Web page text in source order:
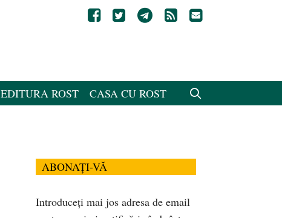
EDITURA ROST CASA CU ROST
ABONAȚI-VĂ
Introduceți mai jos adresa de email